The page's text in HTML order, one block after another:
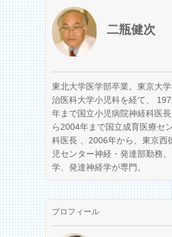
二瓶健次
東北大学医学部卒業。東京大
治医科大学小児科を経て、
年まで国立小児病院神経科医
ら2004年まで国立成育医療セ
科医長 、2006年から、東京西
児センター神経・発達部勤務
学、発達神経学が専門。
プロフィール